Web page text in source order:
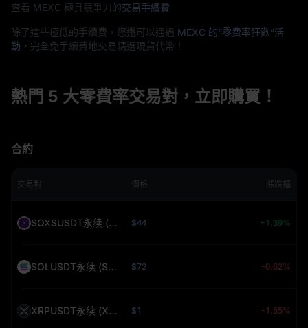
查看 MEXC 極具競爭力的交易手續費
除了這些極低的手續費，您還可以通過 MEXC 的“零費率狂歡”活
動 ，完全免手續費地交易精選現貨代幣！
熱門 5 大零費率交易對，立即購買！
合約
交易對 價格 漲跌幅
SOXSUSDT永续 (SOXS) $44 +1.39%
SOLUSDT永续 (SOL) $72 -0.62%
XRPUSDT永续 (XRP) $1 -1.55%